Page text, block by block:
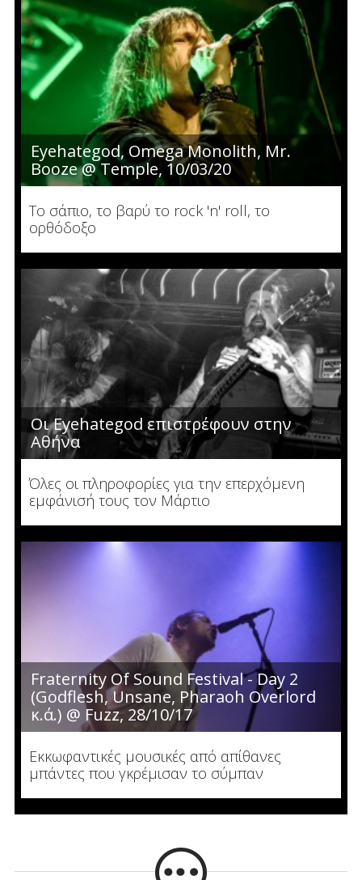
Eyehategod, Omega Monolith, Mr.
Booze @ Temple, 10/03/20
Το σάπιο, το βαρύ το rock 'n' roll, το
ορθόδοξο
Οι Eyehategod επιστρέφουν στην
Αθήνα
Όλες οι πληροφορίες για την επερχόμενη
εμφάνισή τους τον Μάρτιο
Fraternity Of Sound Festival - Day 2
(Godflesh, Unsane, Pharaoh Overlord
κ.ά.) @ Fuzz, 28/10/17
Εκκωφαντικές μουσικές από απίθανες
μπάντες που γκρέμισαν το σύμπαν